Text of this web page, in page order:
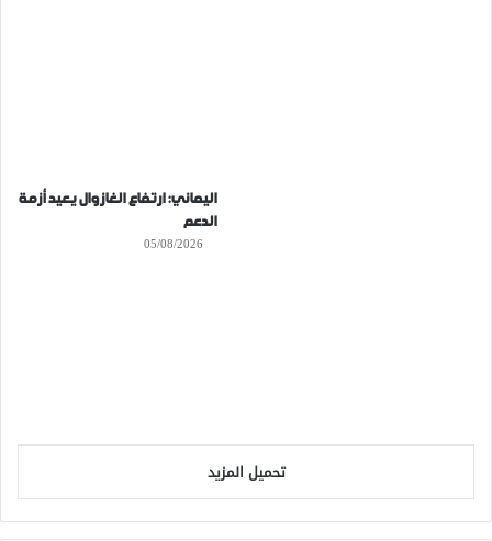
اليماني: ارتفاع الغازوال يعيد أزمة
الدعم
05/08/2026
تحميل المزيد